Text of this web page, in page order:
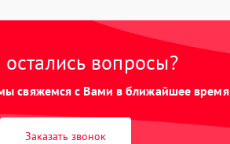
1 год
вопросы?
мы свяжемся с Вами в ближайшее время
Заказать звонок